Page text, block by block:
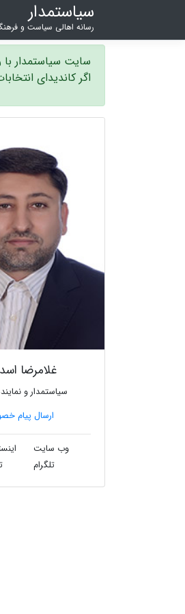
سیاستمدار
رسانه اهالی سیاست و
سایت سیاستمدار با
اگر کاندیدای
غلامرضا
سیاستمدار و
ارسال پیام
وب سایت
تلگرام